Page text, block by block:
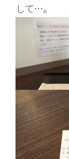
して…。